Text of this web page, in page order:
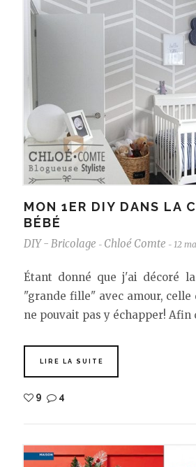
MON 1ER DIY DANS LA
BÉBÉ
DIY - Bricolage - Chloé Comte - 12
Étant donné que j'ai décoré
"grande fille" avec amour,
ne pouvait pas y échapper! Afin
LIRE LA SUITE
9 4